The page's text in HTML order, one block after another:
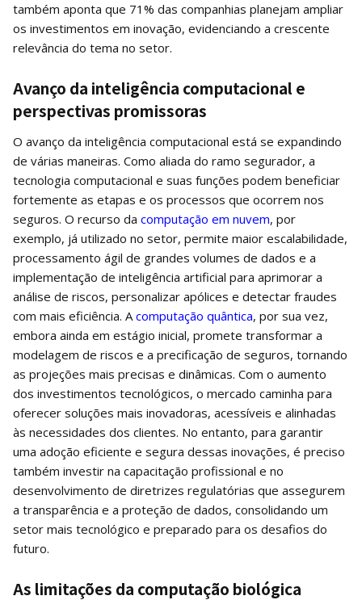
também aponta que 71% das companhias planejam ampliar
os investimentos em inovação, evidenciando a crescente
relevância do tema no setor.
Avanço da inteligência computacional e
perspectivas promissoras
O avanço da inteligência computacional está se expandindo
de várias maneiras. Como aliada do ramo segurador, a
tecnologia computacional e suas funções podem beneficiar
fortemente as etapas e os processos que ocorrem nos
seguros. O recurso da computação em nuvem, por
exemplo, já utilizado no setor, permite maior escalabilidade,
processamento ágil de grandes volumes de dados e a
implementação de inteligência artificial para aprimorar a
análise de riscos, personalizar apólices e detectar fraudes
com mais eficiência. Acomputação quântica, por sua vez,
embora ainda em estágio inicial, promete transformar a
modelagem de riscos e a precificação de seguros, tornando
as projeções mais precisas e dinâmicas. Com o aumento
dos investimentos tecnológicos, o mercado caminha para
oferecer soluções mais inovadoras, acessíveis e alinhadas
às necessidades dos clientes. No entanto, para garantir
uma adoção eficiente e segura dessas inovações, é preciso
também investir na capacitação profissional e no
desenvolvimento de diretrizes regulatórias que assegurem
a transparência e a proteção de dados, consolidando um
setor mais tecnológico e preparado para os desafios do
futuro.
As limitações da computação biológica